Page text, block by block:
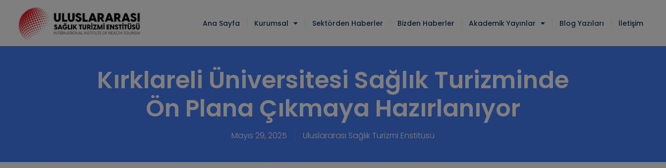
Ana Sayfa Kurumsal Sektörden Haberler Bizden Haberler Akademik Yayınlar Blog Yazıları İletişim
Kırklareli Üniversitesi Sağlık Turizminde
Ön Plana Çıkmaya Hazırlanıyor
Mayıs 29, 2025 Uluslararası Sağlık Turizmi Enstitüsü